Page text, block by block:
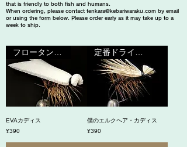
that is friendly to both fish and humans.
When ordering, please contact tenkara@kebariwaraku.com by email
or using the form below. Please order early as it may take up to a
week to ship.
EVAカディス
Price
¥390
僕のエルクヘア・カディス
Price
¥390